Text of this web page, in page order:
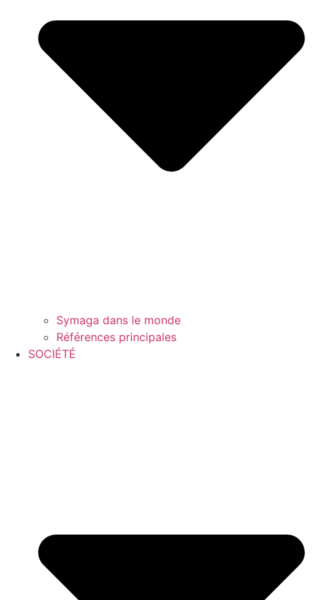
Symaga dans le monde
Références principales
SOCIÉTÉ